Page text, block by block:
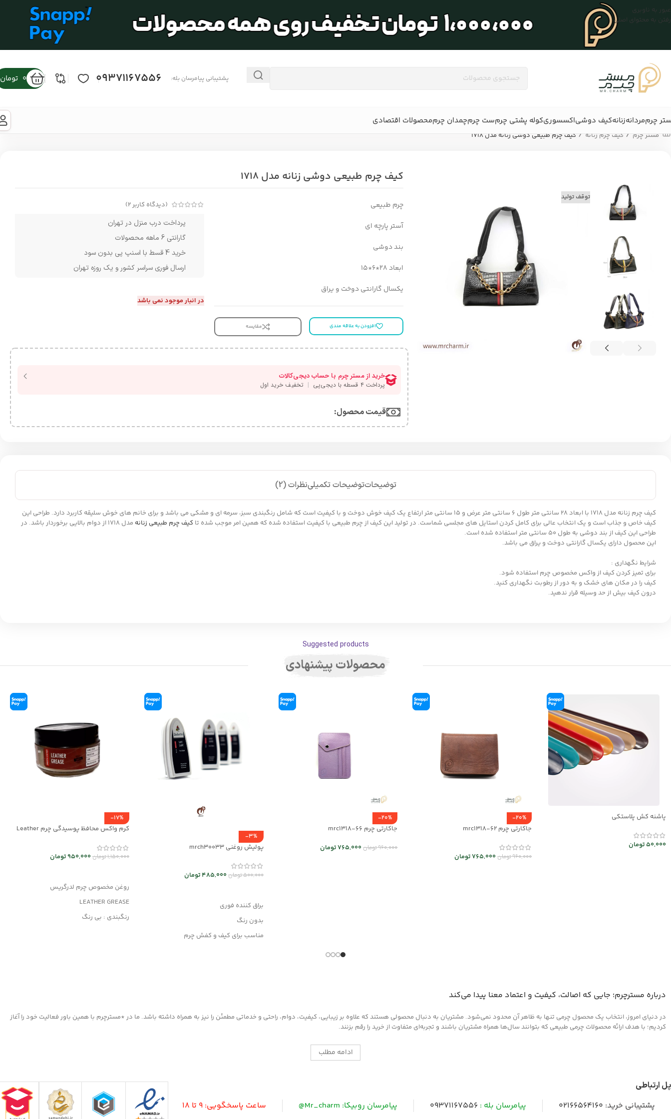
عبور به ناوبری
رفتن به محتوای اصلی
پشتیبانی پیامرسان بله: 09371167556
0 تومان
چرممردانهزنانهکیف دوشیاکسسوریکوله پشتی چرمست چرمچمدان چرممحصولات اقتصادی
مستر چرم / کیف چرم زنانه / کیف چرم طبیعی دوشی زنانه مدل 1718
توقف تولید
کیف چرم طبیعی دوشی زنانه مدل 1718
چرم طبیعی
آستر پارچه ای
بند دوشی
ابعاد 28*6*15
یکسال گارانتی دوخت و یراق
افزودن به علاقه مندی مقایسه
(دیدگاه کاربر2
)
پرداخت درب منزل در تهران
گارانتی 6 ماهه محصولات
خرید 4 قسط با اسنپ پی بدون سود
ارسال فوری سراسر کشور و یک روزه تهران
در انبار موجود نمی باشد
قیمت محصول:​
توضیحاتتوضیحات تکمیلینظرات (2)
کیف چرم زنانه مدل 1718 با ابعاد 28 سانتی متر طول 6 سانتی متر عرض و 15 سانتی متر ارتفاع یک کیف خوش دوخت و با کیفیت است که شامل رنگبندی سبز، سرمه ای و مشکی می باشد و برای خانم های خوش سلیقه کاربرد دارد. طراحی این
کیف خاص و جذاب است و یک انتخاب عالی برای کامل کردن استایل های مجلسی شماست. در تولید این کیف از چرم طبیعی با کیفیت استفاده شده که همین امر موجب شده تا کیف چرم طبیعی زنانه
مدل 1718 از دوام بالایی برخوردار باشد. در
طراحی این کیف از بند دوشی به طول 50 سانتی متر استفاده شده است.
این محصول دارای یکسال گارانتی دوخت و یراق می باشد.
شرایط نگهداری :
برای تمیز کردن کیف از واکس مخصوص چرم استفاده شود.
کیف را در مکان های خشک و به دور از رطوبت نگهداری کنید.
درون کیف بیش از حد وسیله قرار ندهید.
Suggested products
محصولات پیشنهادی
پاشنه کش پلاستکی
50,000تومان
-20%
جاکارتی چرم mrc1318-62
960,000تومان765,000تومان
-20%
جاکارتی چرم mrc1318-66
960,000تومان765,000تومان
-3%
پولیش روغنی mrch30033
500,000تومان485,000تومان
براق کننده فوری
بدون رنگ
مناسب برای کیف و کفش چرم
-17%
کرم واکس محافظ پوسیدگی چرم Leather
1,150,000تومان950,000تومان
روغن مخصوص چرم لدرگریس
LEATHER GREASE
رنگبندی : بی رنگ
درباره مسترچرم؛ جایی که اصالت، کیفیت و اعتماد معنا پیدا می‌کند
در دنیای امروز، انتخاب یک محصول چرمی تنها به ظاهر آن محدود نمی‌شود. مشتریان به دنبال محصولی هستند که علاوه بر زیبایی، کیفیت، دوام، راحتی و خدماتی مطمئن را نیز به همراه داشته باشد. ما در *مسترچرم با همین باور فعالیت خود را آغاز
کردیم؛ با هدف ارائه محصولات چرمی طبیعی که بتوانند سال‌ها همراه مشتریان باشند و تجربه‌ای متفاوت از خرید را رقم بزنند.
ادامه مطلب
پل ارتباطی
پشتیبانی خرید: 02166564160 پیامرسان بله : 09371167556 پیامرسان روبیکا: Mr_charm@ ساعت پاسخگویی: 9 تا 18